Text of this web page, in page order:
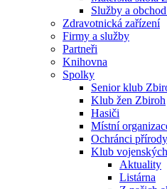
Služby a
Zdravotnická zařízení
Firmy a služby
Partneři
Knihovna
Spolky
Senior klub
Klub žen Zbiroh
Hasiči
Místní
Ochránci
Klub
Aktuality
Listárna